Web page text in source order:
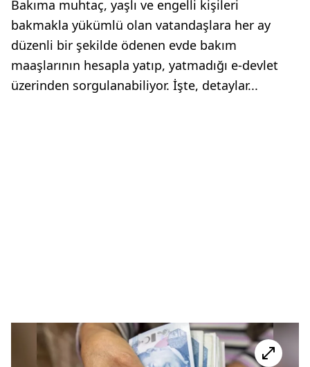
Bakıma muhtaç, yaşlı ve engelli kişileri
bakmakla yükümlü olan vatandaşlara her ay
düzenli bir şekilde ödenen evde bakım
maaşlarının hesapla yatıp, yatmadığı e-devlet
üzerinden sorgulanabiliyor. İşte, detaylar...